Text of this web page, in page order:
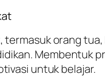
termasuk orang
Membentuk
untuk belajar.